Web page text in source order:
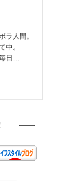
ラ人間。
中。
日…